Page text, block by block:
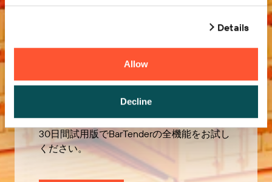
Details
Allow
Decline
無償試用版
30日間試用版でBarTenderの全機能をお試し
ください。